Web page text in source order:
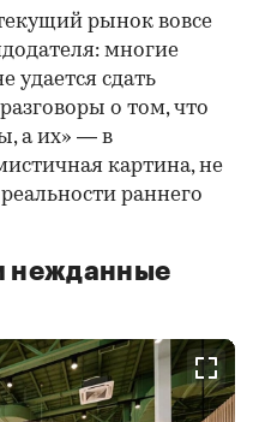
рынок вовсе
многие
сдать
о том, что
а их» — в
картина, не
раннего
нежданные